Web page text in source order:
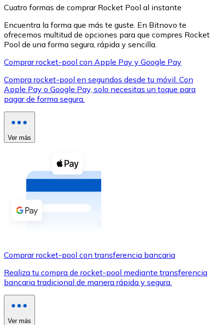
XRP
XRP
Ver todo
Compra criptomonedas con efectivo en tu tienda más
Comprar con efectivo
Transferencia SEPA
Utiliza tarjetas Visa y Mastercard para comprar
Comprar con tarjeta
Cuatro formas de comprar Rocket Pool al instante
Encuentra la forma que más te guste. En Bitnovo te
ofrecemos multitud de opciones para que compres Rocket
Pool de una forma segura, rápida y sencilla.
Comprar rocket-pool con Apple Pay y Google Pay
Compra rocket-pool en segundos desde tu móvil. Con
Apple Pay o Google Pay, solo necesitas un toque para
pagar de forma segura.
Ver más
Comprar rocket-pool con transferencia bancaria
Realiza tu compra de rocket-pool mediante transferencia
bancaria tradicional de manera rápida y segura.
Ver más